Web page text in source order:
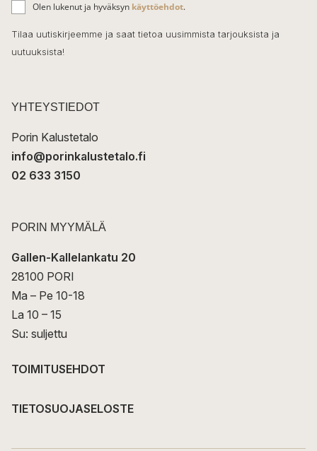
o
o
k
h
k
t
Olen lukenut ja hyväksyn käyttöehdot.
Tilaa uutiskirjeemme ja saat tietoa uusimmista tarjouksista ja
uutuuksista!
YHTEYSTIEDOT
Porin Kalustetalo
info@porinkalustetalo.fi
02 633 3150
PORIN MYYMÄLÄ
Gallen-Kallelankatu 20
28100 PORI
Ma – Pe 10-18
La 10 – 15
Su: suljettu
TOIMITUSEHDOT
TIETOSUOJASELOSTE